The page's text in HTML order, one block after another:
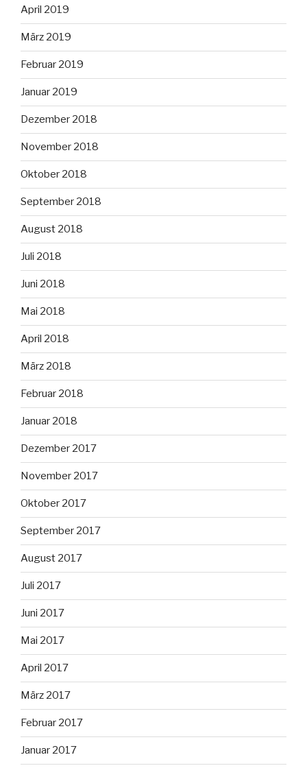
April 2019
März 2019
Februar 2019
Januar 2019
Dezember 2018
November 2018
Oktober 2018
September 2018
August 2018
Juli 2018
Juni 2018
Mai 2018
April 2018
März 2018
Februar 2018
Januar 2018
Dezember 2017
November 2017
Oktober 2017
September 2017
August 2017
Juli 2017
Juni 2017
Mai 2017
April 2017
März 2017
Februar 2017
Januar 2017